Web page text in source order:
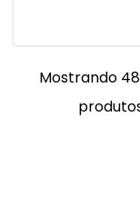
Mostrando